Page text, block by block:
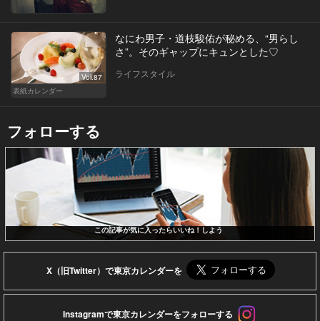
Vol.87
表紙カレンダー
なにわ男子・道枝駿佑が秘める、“男らし
さ”。そのギャップにキュンとした♡
ライフスタイル
フォローする
この記事が気に入ったらいいね！しよう
X（旧Twitter）で東京カレンダーを
Instagramで東京カレンダーをフォローする